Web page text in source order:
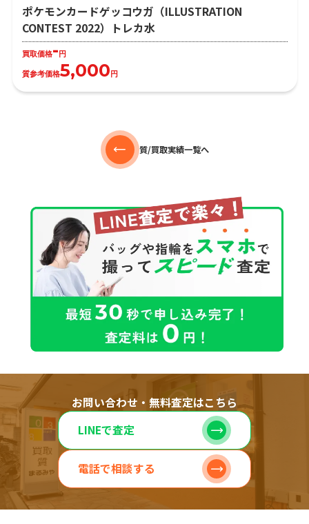
ポケモンカードゲッコウガ（ILLUSTRATION
CONTEST 2022）トレカ水
買取価格- 円
質参考価格5,000 円
質/買取実績一覧へ
お問い合わせ・無料査定はこちら
LINEで査定
電話で相談する